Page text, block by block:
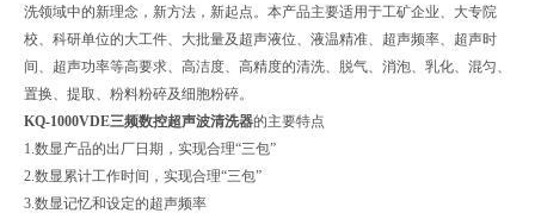
洗领域中的新理念，新方法，新起点。本产品主要适用于工矿企业、大专院
校、科研单位的大工件、大批量及超声液位、液温精准、超声频率、超声时
间、超声功率等高要求、高洁度、高精度的清洗、脱气、消泡、乳化、混匀、
置换、提取、粉料粉碎及细胞粉碎。
KQ-1000VDE三频数控超声波清洗器的主要特点
1.数显产品的出厂日期，实现合理“三包”
2.数显累计工作时间，实现合理“三包”
3.数显记忆和设定的超声频率